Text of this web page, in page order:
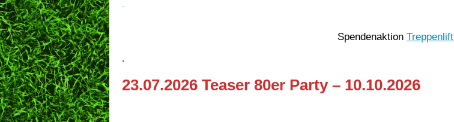
Spendenaktion Treppenlift
.
23.07.2026 Teaser 80er Party – 10.10.2026